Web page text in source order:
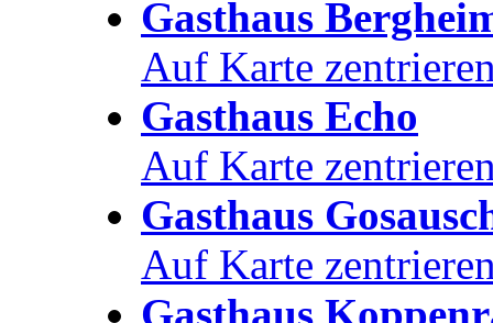
Gasthaus
Auf Karte
Gasthaus Echo
Auf Karte
Gasthaus
Auf Karte
Gasthaus